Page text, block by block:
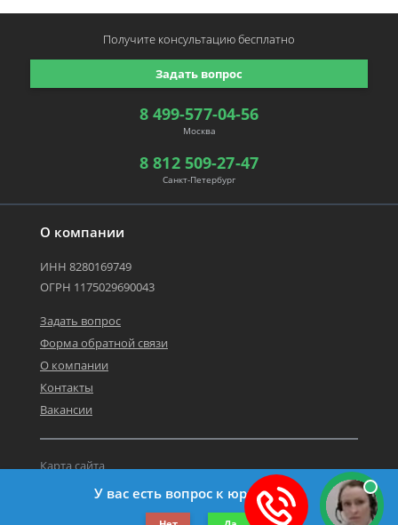
О компании
ИНН 8280169749
ОГРН 1175029690043
Задать вопрос
Форма обратной связи
О компании
Контакты
Вакансии
©2019-2026 Все права защищены.
Карта сайта
Политика персональных данных
8 499-577-04-56
Москва
8 812 509-27-47
Санкт-Петербург
Задать вопрос
Получите консультациюбесплатно
У вас есть вопрос к юристу?